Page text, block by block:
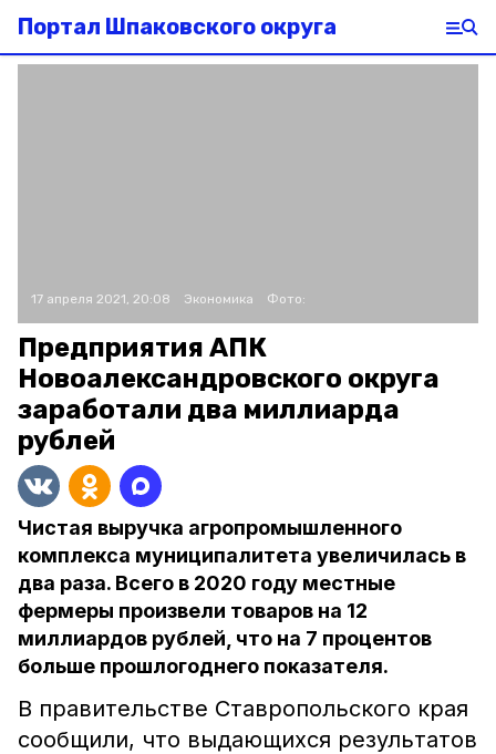
Портал Шпаковского округа
17 апреля 2021, 20:08 Экономика Фото:
Предприятия АПК
Новоалександровского округа
заработали два миллиарда
рублей
Чистая выручка агропромышленного
комплекса муниципалитета увеличилась в
два раза. Всего в 2020 году местные
фермеры произвели товаров на 12
миллиардов рублей, что на 7 процентов
больше прошлогоднего показателя.
В правительстве Ставропольского края
сообщили, что выдающихся результатов